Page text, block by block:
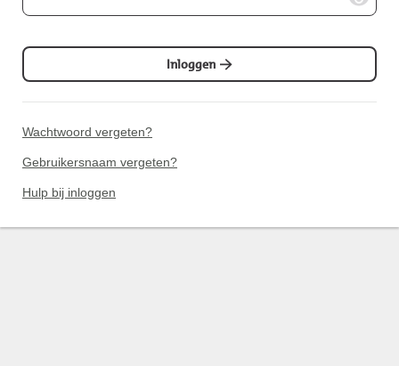
Inloggen
Wachtwoord vergeten?
Gebruikersnaam vergeten?
Hulp bij inloggen